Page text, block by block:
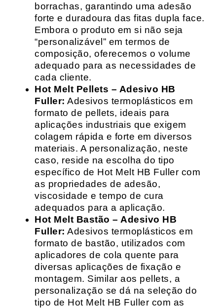
borrachas, garantindo uma adesão
forte e duradoura das fitas dupla face.
Embora o produto em si não seja
“personalizável” em termos de
composição, oferecemos o volume
adequado para as necessidades de
cada cliente.
Hot Melt Pellets – Adesivo HB
Fuller: Adesivos termoplásticos em
formato de pellets, ideais para
aplicações industriais que exigem
colagem rápida e forte em diversos
materiais. A personalização, neste
caso, reside na escolha do tipo
específico de Hot Melt HB Fuller com
as propriedades de adesão,
viscosidade e tempo de cura
adequados para a aplicação.
Hot Melt Bastão – Adesivo HB
Fuller: Adesivos termoplásticos em
formato de bastão, utilizados com
aplicadores de cola quente para
diversas aplicações de fixação e
montagem. Similar aos pellets, a
personalização se dá na seleção do
tipo de Hot Melt HB Fuller com as